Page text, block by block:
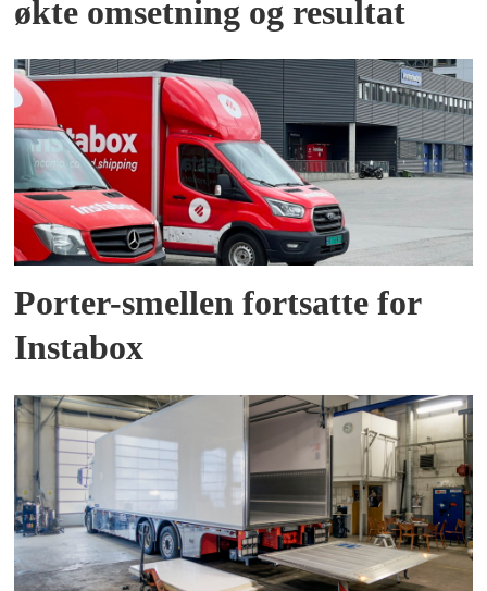
økte omsetning og resultat
Porter-smellen fortsatte for
Instabox